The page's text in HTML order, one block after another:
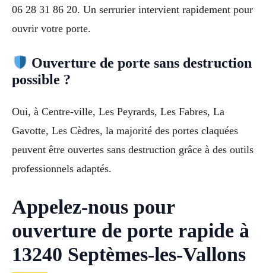
06 28 31 86 20. Un serrurier intervient rapidement pour
ouvrir votre porte.
Ouverture de porte sans destruction
possible ?
Oui, à Centre-ville, Les Peyrards, Les Fabres, La
Gavotte, Les Cèdres, la majorité des portes claquées
peuvent être ouvertes sans destruction grâce à des outils
professionnels adaptés.
Appelez-nous pour
ouverture de porte rapide à
13240 Septèmes-les-Vallons